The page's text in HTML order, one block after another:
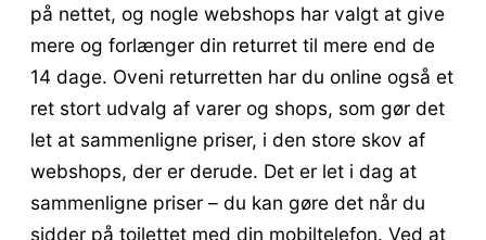
på nettet, og nogle webshops har valgt at give
mere og forlænger din returret til mere end de
14 dage. Oveni returretten har du online også et
ret stort udvalg af varer og shops, som gør det
let at sammenligne priser, i den store skov af
webshops, der er derude. Det er let i dag at
sammenligne priser – du kan gøre det når du
sidder på toilettet med din mobiltelefon. Ved at